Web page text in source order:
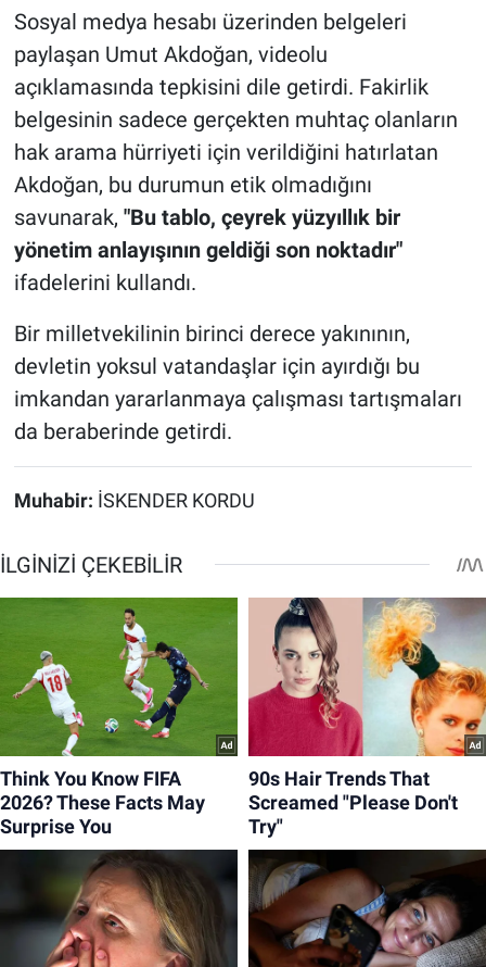
Sosyal medya hesabı üzerinden belgeleri
paylaşan Umut Akdoğan, videolu
açıklamasında tepkisini dile getirdi. Fakirlik
belgesinin sadece gerçekten muhtaç olanların
hak arama hürriyeti için verildiğini hatırlatan
Akdoğan, bu durumun etik olmadığını
savunarak, "Bu tablo, çeyrek yüzyıllık bir
yönetim anlayışının geldiği son noktadır"
ifadelerini kullandı.
Bir milletvekilinin birinci derece yakınının,
devletin yoksul vatandaşlar için ayırdığı bu
imkandan yararlanmaya çalışması tartışmaları
da beraberinde getirdi.
Muhabir: İSKENDER KORDU